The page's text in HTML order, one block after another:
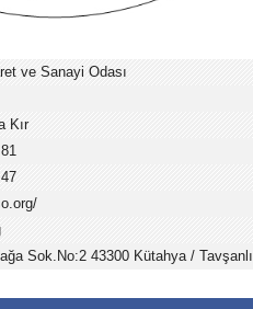
ve Sanayi Odası
Kır
Sok.No:2 43300 Kütahya / Tavşanlı